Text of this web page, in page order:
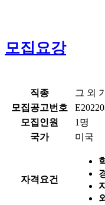
모집요강
직종
그 외
모집공고번호
모집인원
1명
국가
미국
자격요건